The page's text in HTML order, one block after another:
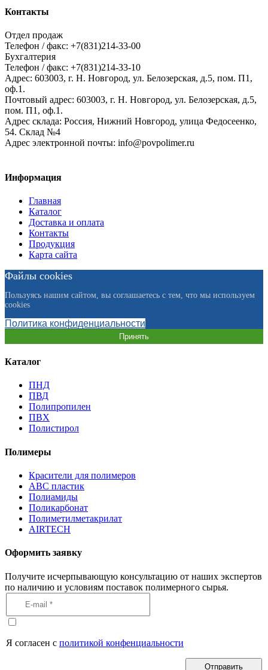
Контакты
Отдел продаж
Телефон / факс: +7(831)214-33-00
Бухгалтерия
Телефон / факс: +7(831)214-33-10
Адрес: 603003, г. Н. Новгород, ул. Белозерская, д.5, пом. П1,
оф.1.
Почтовый адрес: 603003, г. Н. Новгород, ул. Белозерская, д.5,
пом. П1, оф.1.
Адрес склада: Россия, Нижний Новгород, улица Федосеенко,
54. Склад №4
Адрес электронной почты: info@povpolimer.ru
Информация
Главная
Каталог
Доставка и оплата
Контакты
Продукция
Карта сайта
Файлы cookies
Пользуясь нашим сайтом, вы соглашаетесь с тем, что мы используем
cookies
Политика конфиденциальности
Принять
Каталог
ПНД
ПВД
Полипропилен
ПВХ
Полистирол
Полимеры
Красители для полимеров
АВС пластик
Полиамиды
Поликарбонат
Полиметилметакрилат
AIRTECH
Оформить заявку
Получите исчерпывающую консультацию от наших экспертов
по наличию и условиям поставок полимерного сырья.
Я согласен с политикой конфенциальности
Отправить